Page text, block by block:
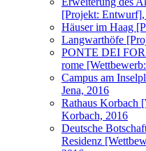
[Projekt:
Häuser im Haag
Langwarthöfe
PONTE DEI
rome
Campus am
Jena, 2016
Rathaus Korbach
Korbach, 2016
Deutsche
Residenz